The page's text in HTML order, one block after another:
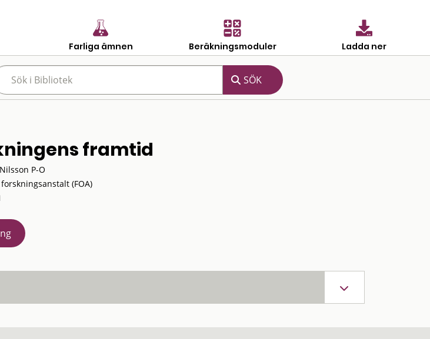
Farliga ämnen Beräkningsmoduler Ladda ner
framtid
P-O
(FOA)